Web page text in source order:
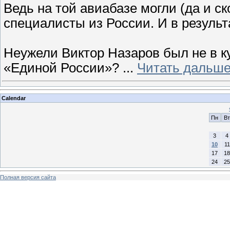
Ведь на той авиабазе могли (да и
специалисты из России. И в
Неужели Виктор Назаров был не в
«Единой России»? ... Читать
Calendar
Пн
Вт
3
4
10
11
17
18
24
25
Полная версия сайта